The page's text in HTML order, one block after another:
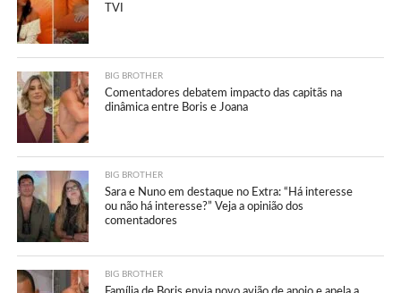
TVI
BIG BROTHER
Comentadores debatem impacto das capitãs na
dinâmica entre Boris e Joana
BIG BROTHER
Sara e Nuno em destaque no Extra: “Há interesse
ou não há interesse?” Veja a opinião dos
comentadores
BIG BROTHER